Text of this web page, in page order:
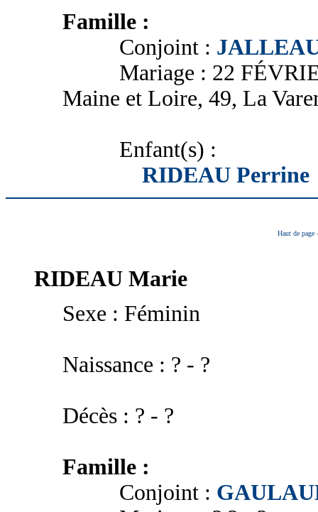
Famille :
Conjoint :
Mariage : 22 FÉVRIER
Maine et Loire, 49, La
Enfant(s) :
RIDEAU Perrine
Haut de page
RIDEAU Marie
Sexe : Féminin
Naissance : ? - ?
Décès : ? - ?
Famille :
Conjoint :